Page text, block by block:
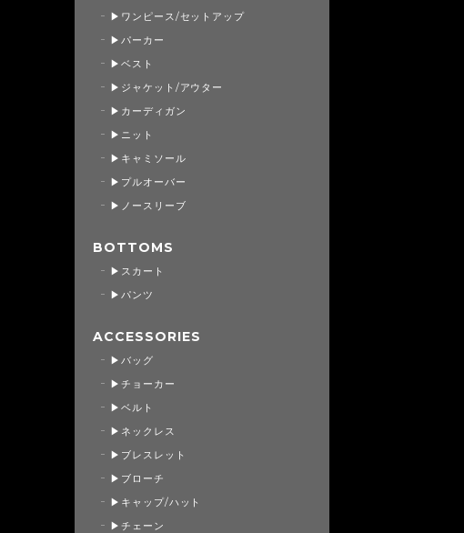
▶ワンピース/セットアップ
▶パーカー
▶ベスト
▶ジャケット/アウター
▶カーディガン
▶ニット
▶キャミソール
▶プルオーバー
▶ノースリーブ
BOTTOMS
▶スカート
▶パンツ
ACCESSORIES
▶バッグ
▶チョーカー
▶ベルト
▶ネックレス
▶ブレスレット
▶ブローチ
▶キャップ/ハット
▶チェーン